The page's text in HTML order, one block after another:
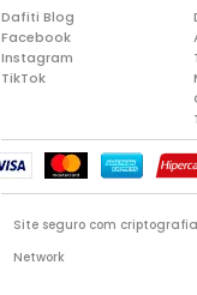
Dafiti Blog
Facebook
Instagram
TikTok
Site seguro com criptografia
Network